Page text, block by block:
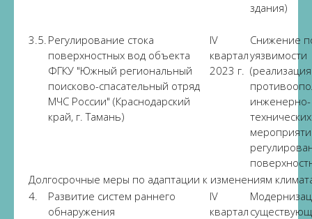
здания)
3.5. Регулирование стока
поверхностных вод объекта
ФГКУ "Южный региональный
поисково-спасательный отряд
МЧС России" (Краснодарский
край, г. Тамань)
IV
квартал
2023 г.
Снижение
уязвимости
(реализация
инженерно-
технических
Долгосрочные меры по адаптации к изменениям
4.
Развитие систем раннего
обнаружения
IV
квартал